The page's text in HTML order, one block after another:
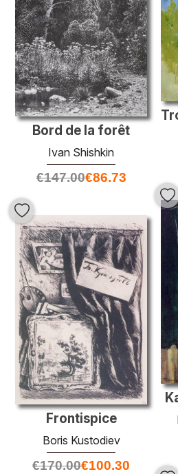
Bord de la forêt
Ivan Shishkin
€147.00€86.73
Frontispice
Boris Kustodiev
€170.00€100.30